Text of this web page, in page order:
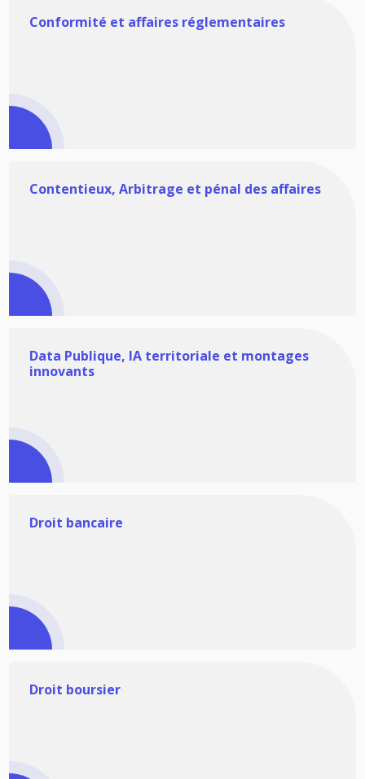
Conformité et affaires réglementaires
Contentieux, Arbitrage et pénal des affaires
Data Publique, IA territoriale et montages
innovants
Droit bancaire
Droit boursier